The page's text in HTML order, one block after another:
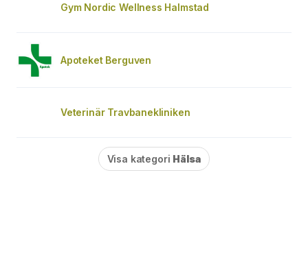
Gym Nordic Wellness Halmstad
Apoteket Berguven
Veterinär Travbanekliniken
Visa kategori Hälsa